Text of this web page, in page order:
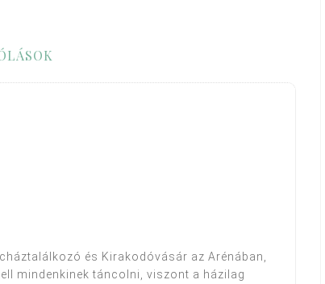
és Kirakodóvásár az Arénában,
mindenkinek táncolni, viszont a házilag